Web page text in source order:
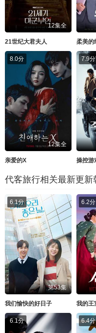
12集全
21世纪大君夫人 柔美的
8.0分
12集全
亲爱的X
7.9分
操控游
代客旅行相关最新更新
6.1分
第53集
我们愉快的好日子
6.2分
我的王
6.1分 6.4分